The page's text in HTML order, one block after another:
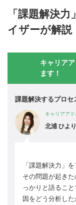
「課題解決
イザーが解説
キャリア
ます！
課題解決するプロセ
キャリアアド
北浦 ひより
「課題解決力」
その問題が起き
っかりと語るこ
因をどう分析し